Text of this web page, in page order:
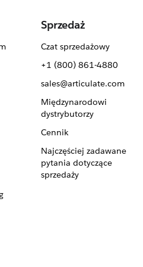
Sprzedaż
Czat sprzedażowy
+1 (800) 861-4880
sales@articulate.com
Międzynarodowi
dystrybutorzy
Cennik
Najczęściej zadawane
pytania dotyczące
sprzedaży